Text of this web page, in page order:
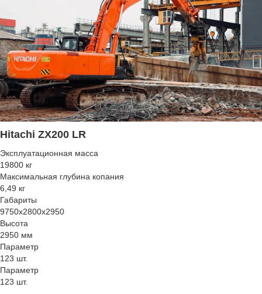
Hitachi ZX200 LR
Эксплуатационная масса
19800 кг
Максимальная глубина копания
6,49 кг
Габариты
9750х2800х2950
Высота
2950 мм
Параметр
123 шт.
Параметр
123 шт.